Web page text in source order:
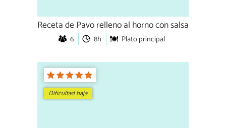
Receta de Pavo relleno al horno con salsa
6 8h Plato principal
Dificultad baja